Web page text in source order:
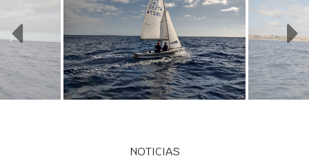
NOTICIAS